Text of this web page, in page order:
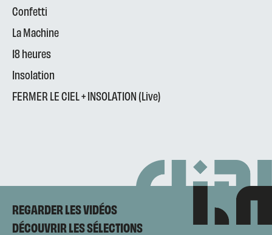
Confetti
La Machine
18 heures
Insolation
FERMER LE CIEL + INSOLATION (Live)
REGARDER LES VIDÉOS
DÉCOUVRIR LES SÉLECTIONS